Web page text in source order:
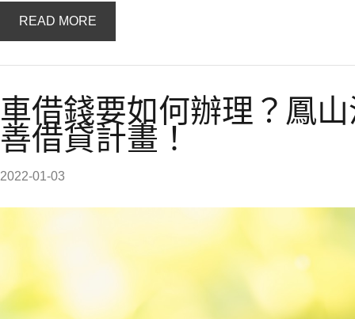
READ MORE
車借錢要如何辦理？鳳
善借貸計畫！
2022-01-03